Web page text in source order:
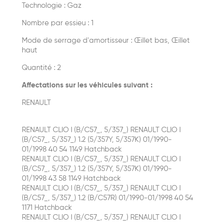
Technologie : Gaz
Nombre par essieu : 1
Mode de serrage d'amortisseur : Œillet bas, Œillet
haut
Quantité : 2
Affectations sur les véhicules suivant :
RENAULT
RENAULT CLIO I (B/C57_, 5/357_) RENAULT CLIO I
(B/C57_, 5/357_) 1.2 (5/357Y, 5/357K) 01/1990-
01/1998 40 54 1149 Hatchback
RENAULT CLIO I (B/C57_, 5/357_) RENAULT CLIO I
(B/C57_, 5/357_) 1.2 (5/357Y, 5/357K) 01/1990-
01/1998 43 58 1149 Hatchback
RENAULT CLIO I (B/C57_, 5/357_) RENAULT CLIO I
(B/C57_, 5/357_) 1.2 (B/C57R) 01/1990-01/1998 40 54
1171 Hatchback
RENAULT CLIO I (B/C57_, 5/357_) RENAULT CLIO I